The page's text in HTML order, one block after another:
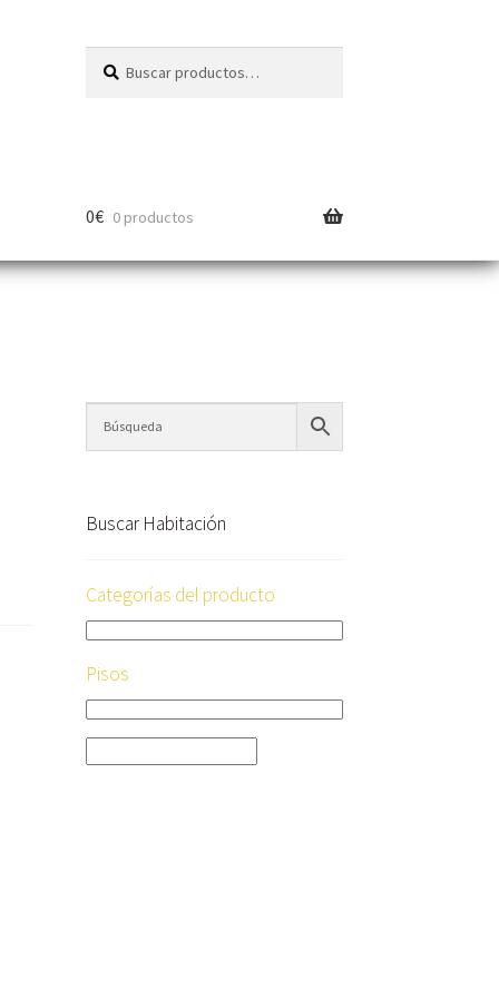
0€ 0 productos
Buscar Habitación
Categorías del producto
Pisos